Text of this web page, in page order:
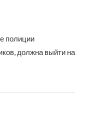
полиции
должна выйти на